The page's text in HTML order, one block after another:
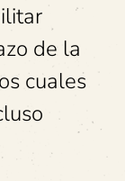
de la
cuales